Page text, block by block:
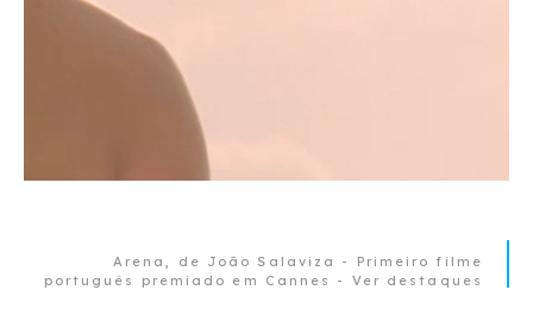
Arena, de João Salaviza - Primeiro filme
português premiado em Cannes - Ver destaques